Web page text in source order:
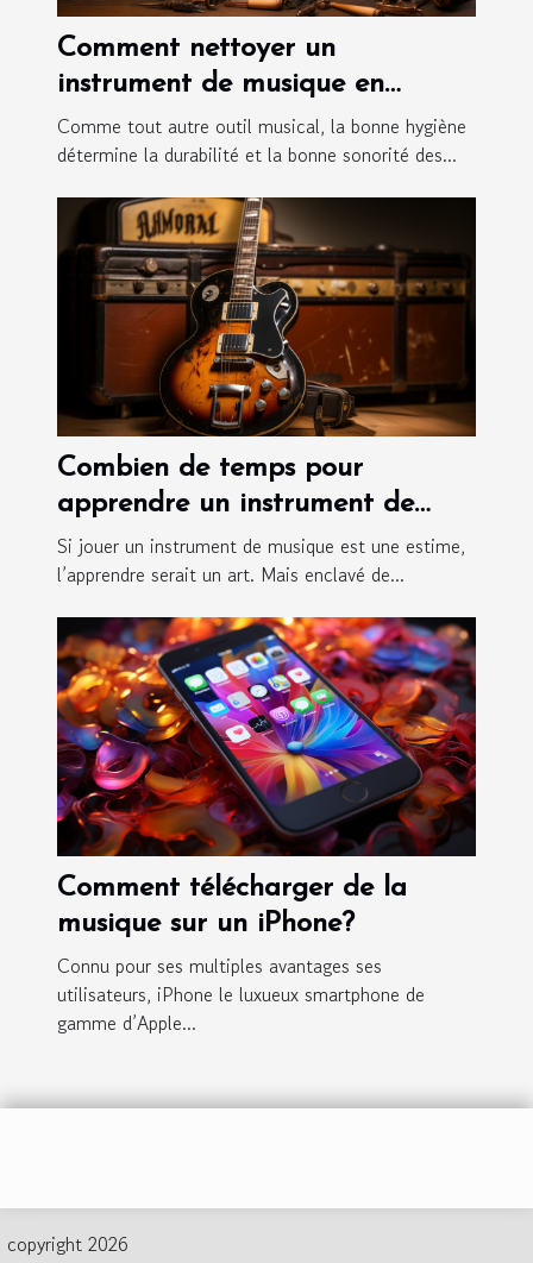
Comment nettoyer un
instrument de musique en
cuivre?
Comme tout autre outil musical, la bonne hygiène
détermine la durabilité et la bonne sonorité des...
Combien de temps pour
apprendre un instrument de
musique ?
Si jouer un instrument de musique est une estime,
l’apprendre serait un art. Mais enclavé de...
Comment télécharger de la
musique sur un iPhone?
Connu pour ses multiples avantages ses
utilisateurs, iPhone le luxueux smartphone de
gamme d’Apple...
copyright 2026